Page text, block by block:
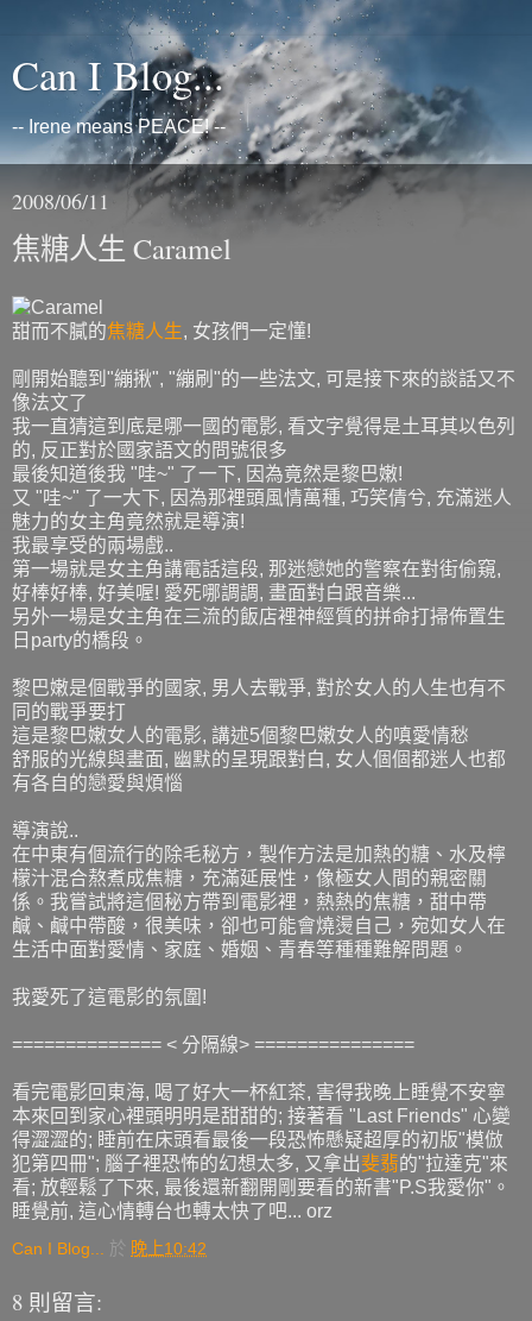
Can I Blog...
-- Irene means PEACE! --
2008/06/11
焦糖人生 Caramel
甜而不膩的焦糖人生, 女孩們一定懂!
剛開始聽到"繃揪", "繃刷"的一些法文, 可是接下來的談話又不
像法文了
我一直猜這到底是哪一國的電影, 看文字覺得是土耳其以色列
的, 反正對於國家語文的問號很多
最後知道後我 "哇~" 了一下, 因為竟然是黎巴嫩!
又 "哇~" 了一大下, 因為那裡頭風情萬種, 巧笑倩兮, 充滿迷人
魅力的女主角竟然就是導演!
我最享受的兩場戲..
第一場就是女主角講電話這段, 那迷戀她的警察在對街偷窺,
好棒好棒, 好美喔! 愛死哪調調, 畫面對白跟音樂...
另外一場是女主角在三流的飯店裡神經質的拼命打掃佈置生
日party的橋段。
黎巴嫩是個戰爭的國家, 男人去戰爭, 對於女人的人生也有不
同的戰爭要打
這是黎巴嫩女人的電影, 講述5個黎巴嫩女人的嗔愛情愁
舒服的光線與畫面, 幽默的呈現跟對白, 女人個個都迷人也都
有各自的戀愛與煩惱
導演說..
在中東有個流行的除毛秘方，製作方法是加熱的糖、水及檸
檬汁混合熬煮成焦糖，充滿延展性，像極女人間的親密關
係。我嘗試將這個秘方帶到電影裡，熱熱的焦糖，甜中帶
鹹、鹹中帶酸，很美味，卻也可能會燒燙自己，宛如女人在
生活中面對愛情、家庭、婚姻、青春等種種難解問題。
我愛死了這電影的氛圍!
============== < 分隔線> ===============
看完電影回東海, 喝了好大一杯紅茶, 害得我晚上睡覺不安寧
本來回到家心裡頭明明是甜甜的; 接著看 "Last Friends" 心變
得澀澀的; 睡前在床頭看最後一段恐怖懸疑超厚的初版"模倣
犯第四冊"; 腦子裡恐怖的幻想太多, 又拿出斐翡的"拉達克"來
看; 放輕鬆了下來, 最後還新翻開剛要看的新書"P.S我愛你"。
睡覺前, 這心情轉台也轉太快了吧... orz
Can I Blog... 於 晚上10:42
8 則留言: